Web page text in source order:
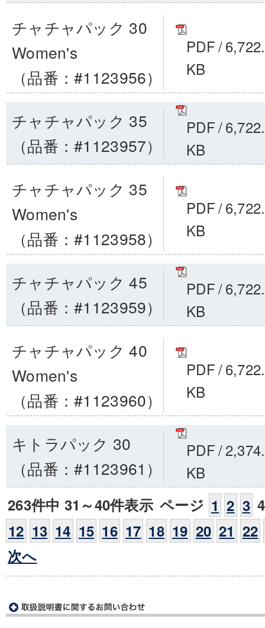
チャチャパック 30
Women's
（品番：#1123956）
PDF/
KB
チャチャパック 35
（品番：#1123957）
PDF/
KB
チャチャパック 35
Women's
（品番：#1123958）
PDF/
KB
チャチャパック 45
（品番：#1123959）
PDF/
KB
チャチャパック 40
Women's
（品番：#1123960）
PDF/
KB
キトラパック 30
（品番：#1123961）
PDF/
KB
263件中 31～40件表示 ページ 1 2 3 4
12 13 14 15 16 17 18 19 20 21 22
次へ